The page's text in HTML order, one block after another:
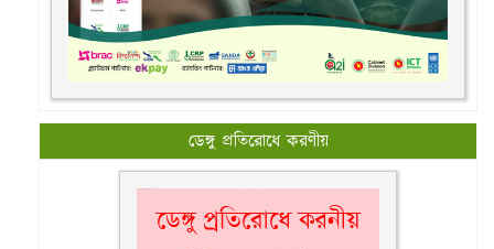
ডেঙ্গু প্রতিরোধে করণীয়